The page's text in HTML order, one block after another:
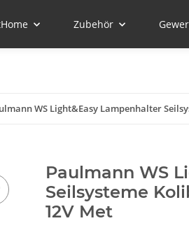
Zubehör
WS Light&Easy Lampenhalter
Paulmann WS
Seilsysteme
12V Met